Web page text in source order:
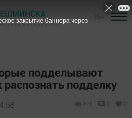
Новошешминский район
подделывают
распознать подделку
875 0 0
закрытие баннера через